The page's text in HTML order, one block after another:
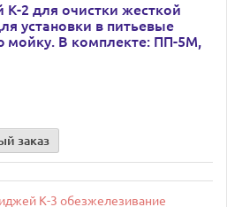
2 для очистки жесткой
установки в питьевые
мойку. В комплекте: ПП-5М,
заказ